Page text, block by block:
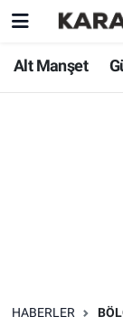
Alt Manşet
HABERLER